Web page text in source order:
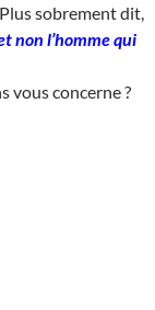
sobrement dit,
non l’homme qui
vous concerne ?